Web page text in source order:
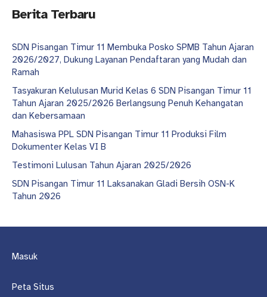
Berita Terbaru
SDN Pisangan Timur 11 Membuka Posko SPMB Tahun Ajaran
2026/2027, Dukung Layanan Pendaftaran yang Mudah dan
Ramah
Tasyakuran Kelulusan Murid Kelas 6 SDN Pisangan Timur 11
Tahun Ajaran 2025/2026 Berlangsung Penuh Kehangatan
dan Kebersamaan
Mahasiswa PPL SDN Pisangan Timur 11 Produksi Film
Dokumenter Kelas VI B
Testimoni Lulusan Tahun Ajaran 2025/2026
SDN Pisangan Timur 11 Laksanakan Gladi Bersih OSN-K
Tahun 2026
Masuk
Peta Situs